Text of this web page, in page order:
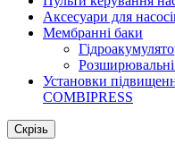
Аксесуари для
Мембранні баки
Установки
COMBIPRESS
Скрізь